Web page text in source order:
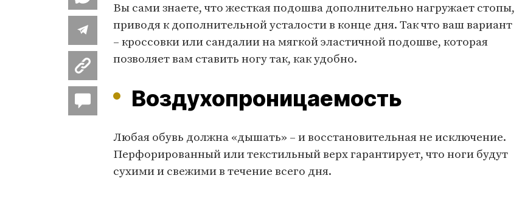
Вы сами знаете, что жесткая подошва дополнительно нагружает стопы,
приводя к дополнительной усталости в конце дня. Так что ваш вариант
– кроссовки или сандалии на мягкой эластичной подошве, которая
позволяет вам ставить ногу так, как удобно.
Воздухопроницаемость
Любая обувь должна «дышать» – и восстановительная не исключение.
Перфорированный или текстильный верх гарантирует, что ноги будут
сухими и свежими в течение всего дня.